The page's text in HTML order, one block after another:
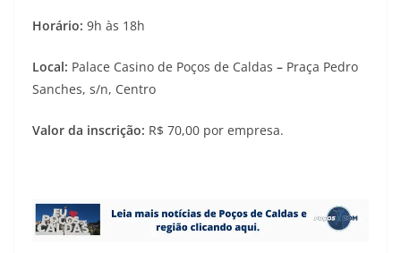
Horário: 9h às 18h
Local: Palace Casino de Poços de Caldas – Praça Pedro
Sanches, s/n, Centro
Valor da inscrição: R$ 70,00 por empresa.